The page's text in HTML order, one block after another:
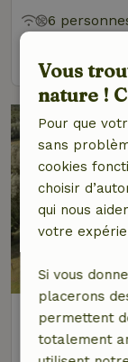
6
Maison
À 3 km
Vous
nature !
Pour que
sans
cookies
choisir
qui nous
votre
Si vous
placerons
permettent
totalement